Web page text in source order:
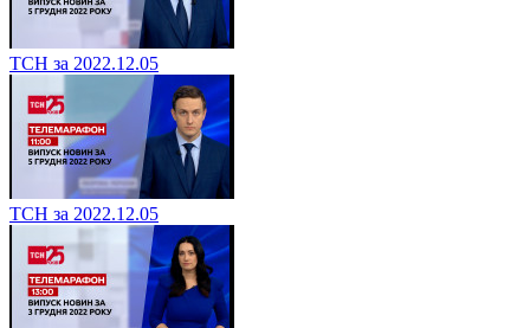
ТСН за 2022.12.05
ТСН за 2022.12.05